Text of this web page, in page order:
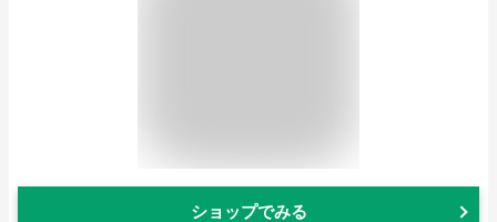
ショップでみる